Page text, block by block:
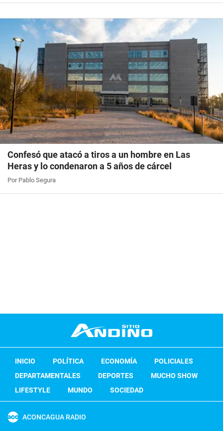
Confesó que atacó a tiros a un hombre en Las
Heras y lo condenaron a 5 años de cárcel
Por Pablo Segura
INICIO POLÍTICA ECONOMÍA
POLICIALES
DEPARTAMENTALES
DEPORTES
MUCHO SHOW
LIFESTYLE
MUNDO SOCIEDAD
ACONCAGUA RADIO